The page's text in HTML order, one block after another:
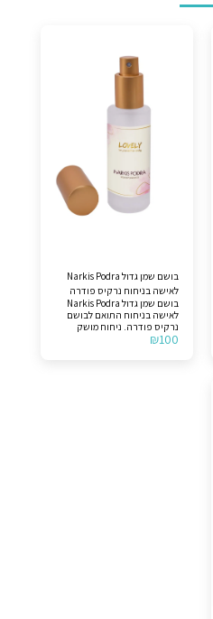
בושם שמן גדול Narkis Podra
לאישה בניחוח נרקיס פודרה
בושם שמן גדול Narkis Podra
לאישה בניחוח התואם לבושם
נרקיס פודרה. ניחוח מושק
פודרתי לנשים. תווים עליונים
₪100